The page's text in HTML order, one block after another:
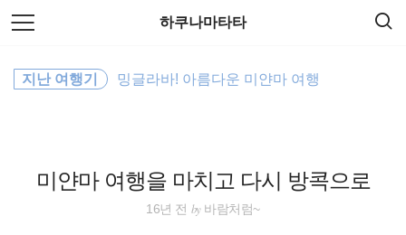
본
문
로
하쿠나마타타
미얀마 여행을 마치고 다시 방콕으로
지난 여행기 밍글라바! 아름다운 미얀마 여행
16년 전 by바람처럼~
색
바람처럼